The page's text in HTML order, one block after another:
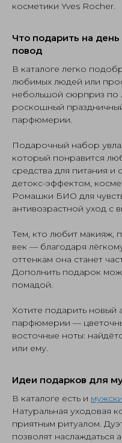
косметики Yves Rocher.
Что подарить на
повод
В каталоге легко
любимых людей или
небольшой сюрприз по
роскошный
парфюмерии.
Подарочный набор
который понравится
средства для питания
детокс-эффектом,
Ромашки БИО для
антивозрастной уход
Тем, кто любит макияж,
век — благодаря
оттенкам она станет
Дополнить подарок
помадой.
Хотите подарить новый
парфюмерии —
восточные ноты:
или ему.
Идеи подарков для
В каталоге есть и
Натуральная уходовая
приятным ритуалом.
позволят